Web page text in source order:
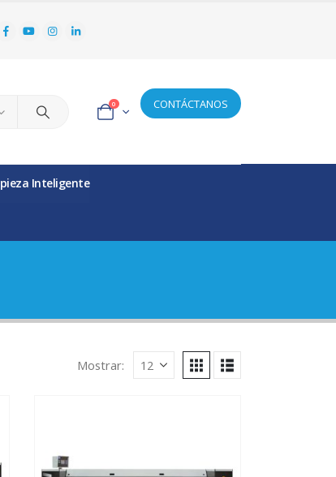
0 CONTÁCTANOS
Inteligente
Mostrar: